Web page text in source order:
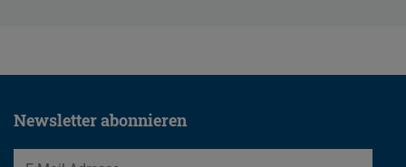
Newsletter abonnieren
EMail